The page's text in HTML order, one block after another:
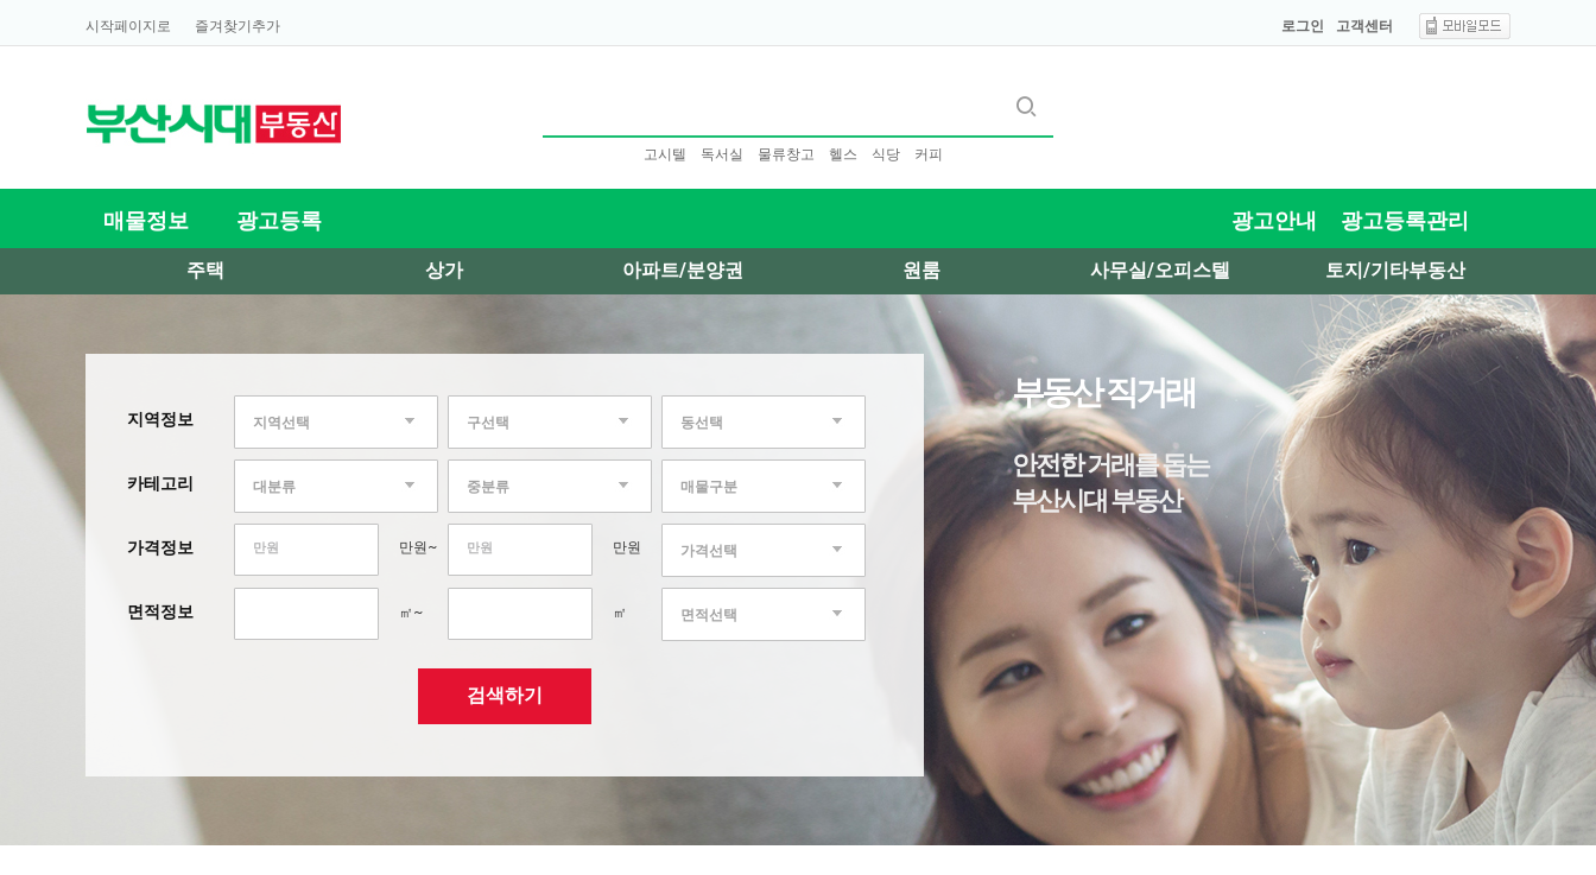
시작페이지로 즐겨찾기추가 로그인 고객센터
고시텔 독서실 물류창고 헬스 식당 커피
매물정보 광고등록 광고안내 광고등록관리
주택 상가 아파트/분양권 원룸 사무실/오피스텔 토지/기타부동산
지역정보 지역선택 구선택 동선택
카테고리 대분류 중분류 매물구분
가격정보 만원~ 만원 가격선택
면적정보 ㎡~ ㎡ 면적선택
검색하기
부동산 직거래
안전한 거래를 돕는
부산시대 부동산